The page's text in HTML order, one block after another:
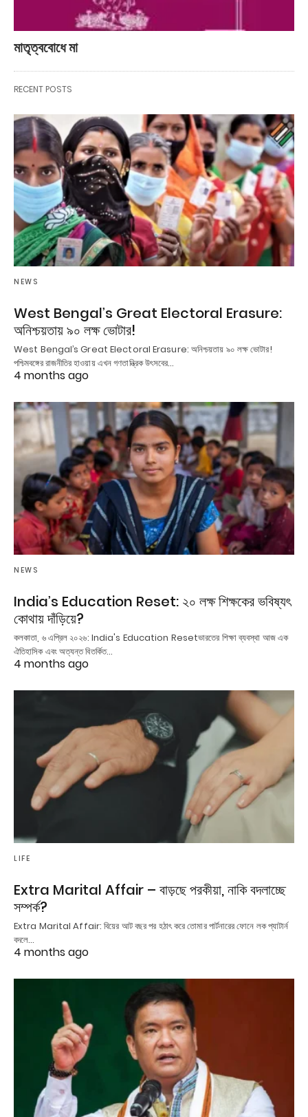
মাতৃত্ববোধে মা
RECENT POSTS
NEWS
West Bengal’s Great Electoral Erasure:
অনিশ্চয়তায় ৯০ লক্ষ ভোটার!
West Bengal’s Great Electoral Erasure: অনিশ্চয়তায় ৯০ লক্ষ ভোটার!
পশ্চিমবঙ্গের রাজনীতির হাওয়ায় এখন গণতান্ত্রিক উৎসবের…
4 months ago
NEWS
India’s Education Reset: ২০ লক্ষ শিক্ষকের ভবিষ্যৎ
কোথায় দাঁড়িয়ে?
কলকাতা, ৬ এপ্রিল ২০২৬: India's Education Resetভারতের শিক্ষা ব্যবস্থা আজ এক
ঐতিহাসিক এবং অত্যন্ত বিতর্কিত…
4 months ago
LIFE
Extra Marital Affair – বাড়ছে পরকীয়া, নাকি বদলাচ্ছে
সম্পর্ক?
Extra Marital Affair: বিয়ের আট বছর পর হঠাৎ করে তোমার পার্টনারের ফোনে লক প্যাটার্ন
বদলে…
4 months ago